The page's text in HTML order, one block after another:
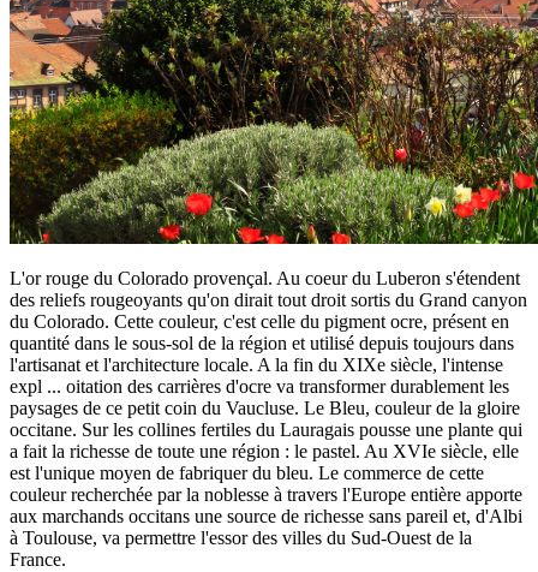
L'or rouge du Colorado provençal. Au coeur du Luberon s'étendent
des reliefs rougeoyants qu'on dirait tout droit sortis du Grand canyon
du Colorado. Cette couleur, c'est celle du pigment ocre, présent en
quantité dans le sous-sol de la région et utilisé depuis toujours dans
l'artisanat et l'architecture locale. A la fin du XIXe siècle, l'intense
expl ... oitation des carrières d'ocre va transformer durablement les
paysages de ce petit coin du Vaucluse. Le Bleu, couleur de la gloire
occitane. Sur les collines fertiles du Lauragais pousse une plante qui
a fait la richesse de toute une région : le pastel. Au XVIe siècle, elle
est l'unique moyen de fabriquer du bleu. Le commerce de cette
couleur recherchée par la noblesse à travers l'Europe entière apporte
aux marchands occitans une source de richesse sans pareil et, d'Albi
à Toulouse, va permettre l'essor des villes du Sud-Ouest de la
France.